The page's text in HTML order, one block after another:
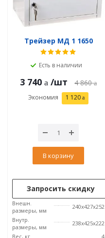
Трейзер МД 1 1650
Есть в наличии
3 740 /шт 4 860
Экономия 1 120
В корзину
Запросить скидку
Внешн.
размеры, мм
240x427x252
Внутр.
размеры, мм
238х425х222
Вес, кг
4